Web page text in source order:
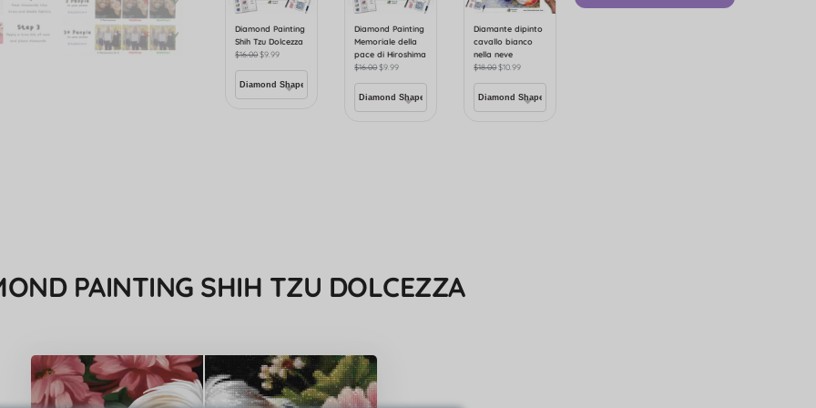
Diamond Painting
Shih Tzu Dolcezza
$16.00$9.99
Diamond Painting
Memoriale della
pace di Hiroshima
$16.00$9.99
Diamante dipinto
cavallo bianco
nella neve
$18.00$10.99
PAINTING SHIH TZU DOLCEZZA